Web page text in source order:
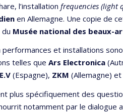
l’installation frequencies (light
en Allemagne. Une copie de
Musée national des beaux-
et installations
telles que Ars Electronica
(Espagne), ZKM (Allemagne) et
plus spécifiquement des
notamment par le dialogue